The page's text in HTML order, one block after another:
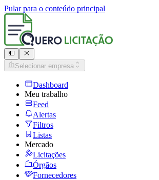
Pular para o conteúdo principal
Selecionar empresa
Dashboard
Meu trabalho
Feed
Alertas
Filtros
Listas
Mercado
Licitações
Órgãos
Fornecedores